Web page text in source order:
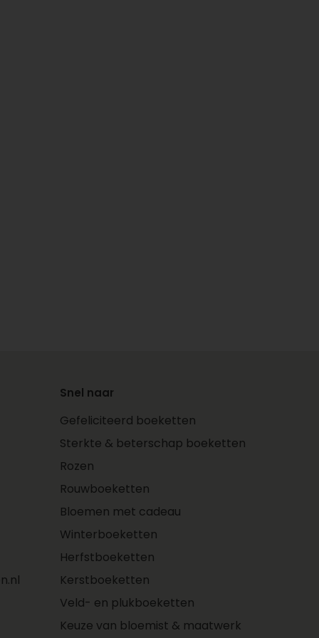
Snel naar
Gefeliciteerd boeketten
Sterkte & beterschap boeketten
Rozen
Rouwboeketten
Bloemen met cadeau
Winterboeketten
Herfstboeketten
Kerstboeketten
Veld- en plukboeketten
Keuze van bloemist & maatwerk